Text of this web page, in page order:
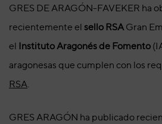
GRES DE ARAGÓN-FAVEKER ha
recientemente el sello RSAGran
el Instituto Aragonés de Fomento
aragonesas que cumplen con los
RSA.
GRES ARAGÓN ha publicado